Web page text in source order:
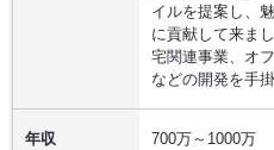
イルを提案し、
に貢献して来ま
宅関連事業、オ
などの開発を手
年収 700万～1000万